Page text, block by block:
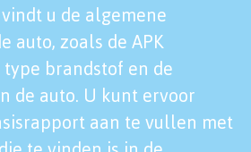
u de algemene
auto, zoals de APK
brandstof en de
de auto. U kunt ervoor
aan te vullen met